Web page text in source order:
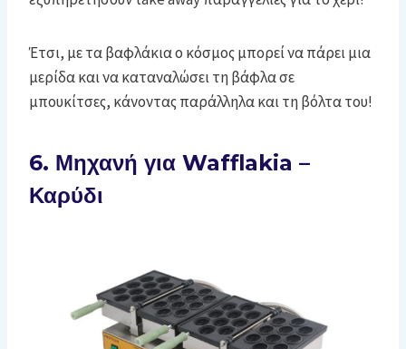
Έτσι, με τα βαφλάκια ο κόσμος μπορεί να πάρει μια
μερίδα και να καταναλώσει τη βάφλα σε
μπουκίτσες, κάνοντας παράλληλα και τη βόλτα του!
6. Μηχανή για Wafflakia –
Καρύδι